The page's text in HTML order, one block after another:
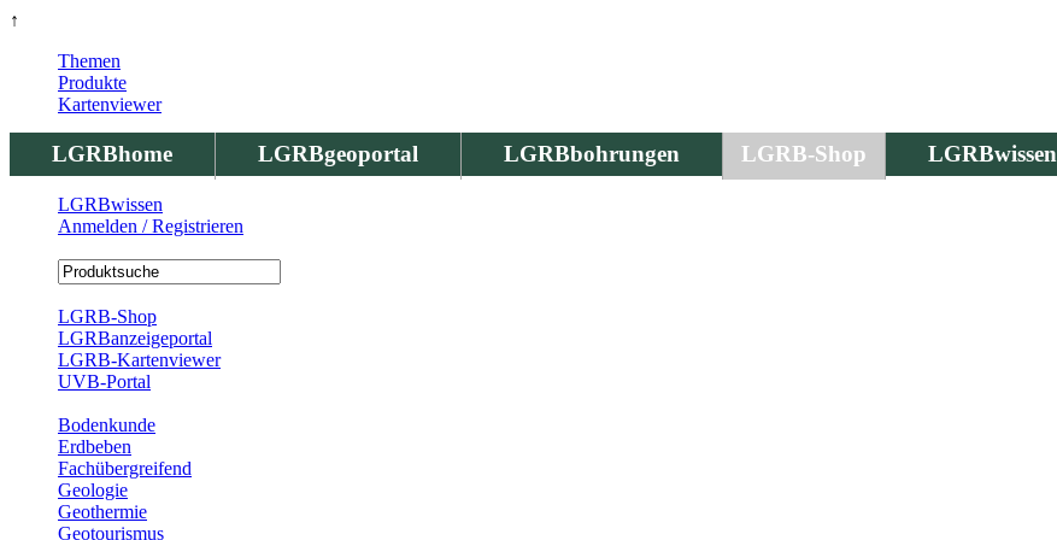
↑
LGRBhome LGRBgeoportal LGRBbohrungen LGRB-Shop LGRBwissen
Themen
Produkte
Kartenviewer
LGRBwissen
Anmelden / Registrieren
LGRB-Shop
LGRBanzeigeportal
LGRB-Kartenviewer
UVB-Portal
Bodenkunde
Erdbeben
Fachübergreifend
Geologie
Geothermie
Geotourismus